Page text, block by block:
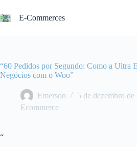
para
o
E-Commerces
“60 Pedidos por Segundo: Como a Ultra
Negócios com o Woo”
Emerson
5 de dezembro de
Ecommerce
“